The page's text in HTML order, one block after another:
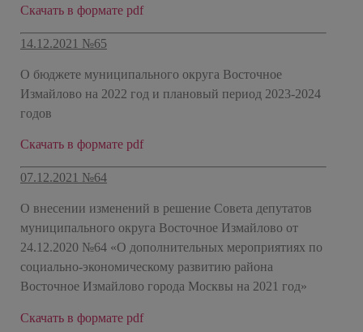
Скачать в формате pdf
14.12.2021 №65
О бюджете муниципального округа Восточное
Измайлово на 2022 год и плановый период 2023-2024
годов
Скачать в формате pdf
07.12.2021 №64
О внесении изменений в решение Совета депутатов
муниципального округа Восточное Измайлово от
24.12.2020 №64 «О дополнительных мероприятиях по
социально-экономическому развитию района
Восточное Измайлово города Москвы на 2021 год»
Скачать в формате pdf